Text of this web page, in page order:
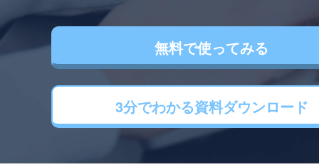
無料で使ってみる
3分でわかる資料ダウンロード